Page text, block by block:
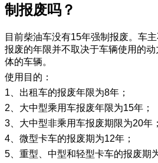
制报废吗？
目前柴油车没有15年强制报废。车
报废的年限并不取决于车辆使用的
体的车辆。
使用目的：
1、出租车的报废年限为8年；
2、大中型乘用车报废年限为15年；
3、大中型非乘用车报废期限为20年；
4、微型卡车的报废期为12年；
5、重型、中型和轻型卡车的报废期